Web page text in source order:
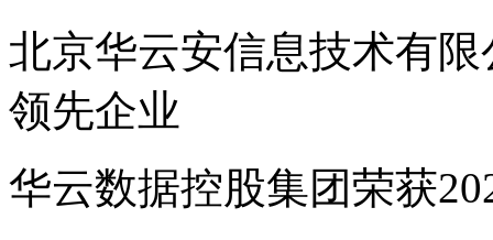
北京华云安信息技术有
领先企业
华云数据控股集团荣获